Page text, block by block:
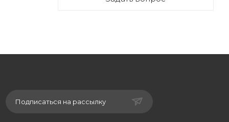
Подписаться на рассылку